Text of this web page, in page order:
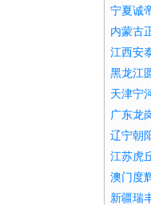
宁夏诚
内蒙古
江西安
黑龙江
天津宁
广东龙
辽宁朝
江苏虎
澳门度
新疆瑞